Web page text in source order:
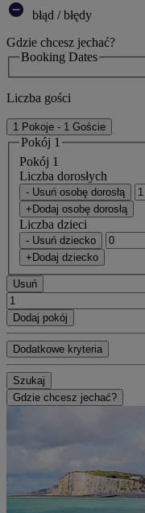
błąd / błędy
Gdzie chcesz jechać?
Booking Dates
Liczba gości
1 Pokoje - 1 Goście
Pokój 1
Pokój 1
Liczba dorosłych
- Usuń osobę dorosłą
+Dodaj osobę dorosłą
Liczba dzieci
- Usuń dziecko
+Dodaj dziecko
Usuń
Dodaj pokój
Dodatkowe kryteria
Szukaj
Gdzie chcesz jechać?